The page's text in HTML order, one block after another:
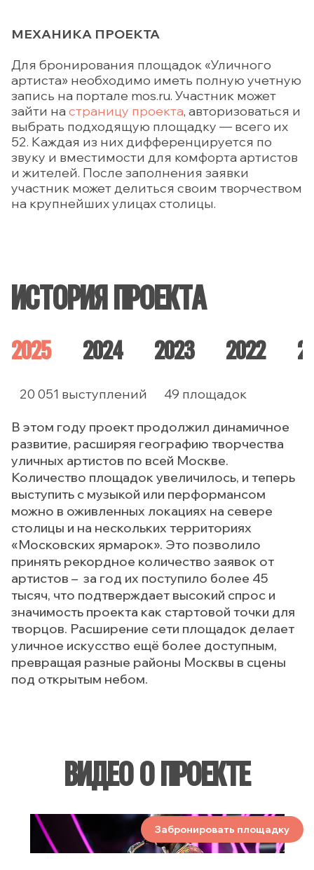
Забронировать площадку
МЕХАНИКА ПРОЕКТА
Для бронирования площадок «Уличного
артиста» необходимо иметь полную учетную
запись на портале mos.ru. Участник может
зайти на страницу проекта, авторизоваться и
выбрать подходящую площадку — всего их
52. Каждая из них дифференцируется по
звуку и вместимости для комфорта артистов
и жителей. После заполнения заявки
участник может делиться своим творчеством
на крупнейших улицах столицы.
ИСТОРИЯ ПРОЕКТА
2025 2024 2023 2022
20 051 выступлений 49 площадок
В этом году проект продолжил динамичное
развитие, расширяя географию творчества
уличных артистов по всей Москве.
Количество площадок увеличилось, и теперь
выступить с музыкой или перформансом
можно в оживленных локациях на севере
столицы и на нескольких территориях
«Московских ярмарок». Это позволило
принять рекордное количество заявок от
артистов – за год их поступило более 45
тысяч, что подтверждает высокий спрос и
значимость проекта как стартовой точки для
творцов. Расширение сети площадок делает
уличное искусство ещё более доступным,
превращая разные районы Москвы в сцены
под открытым небом.
ВИДЕО О ПРОЕКТЕ